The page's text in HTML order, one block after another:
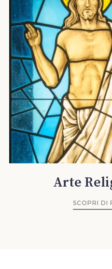
Arte
SCOPRI DI